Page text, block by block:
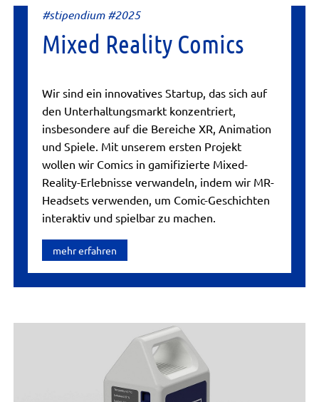
#stipendium #2025
Mixed Reality Comics
Wir sind ein innovatives Startup, das sich auf
den Unterhaltungsmarkt konzentriert,
insbesondere auf die Bereiche XR, Animation
und Spiele. Mit unserem ersten Projekt
wollen wir Comics in gamifizierte Mixed-
Reality-Erlebnisse verwandeln, indem wir MR-
Headsets verwenden, um Comic-Geschichten
interaktiv und spielbar zu machen.
mehr erfahren